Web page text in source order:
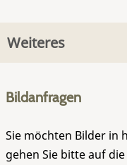
Weiteres
Bildanfragen
Sie möchten Bilder in
gehen Sie bitte auf die